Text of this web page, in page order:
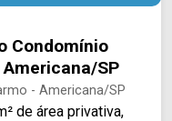
Condomínio
SP
- Americana/SP
de área privativa,